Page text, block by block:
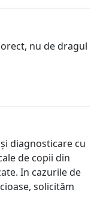
nu de dragul
diagnosticare cu
de copii din
In cazurile de
solicităm